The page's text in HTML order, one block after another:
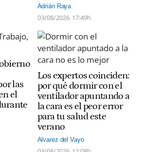
Adrián Raya
03/08/2026 17:49h
las
el
Los expertos coinciden:
por qué dormir con el
ventilador apuntando a
la cara es el peor error
para tu salud este
verano
Alvarez del Vayo